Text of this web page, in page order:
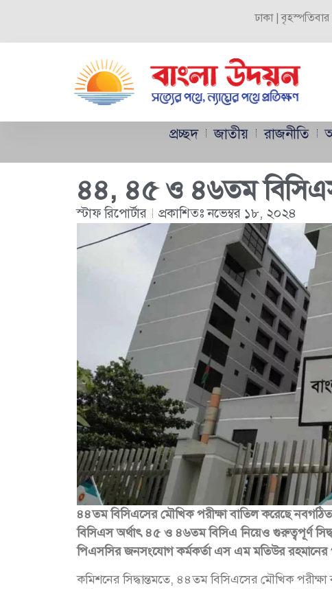
ঢাকা |
প্রচ্ছদ জাতীয় রাজনীতি
৪৪, ৪৫ ও ৪৬তম বিসিএস
স্টাফ রিপোর্টার প্রকাশিতঃনভেম্বর ১৮, ২০২৪
৪৪তম বিসিএসের মৌখিক পরীক্ষা বাতিল করেছে
বিসিএস অর্থাৎ ৪৫ ও ৪৬তম বিসিএ নিয়েও গুরুত্বপূর্ণ
পিএসসির জনসংযোগ কর্মকর্তা এস এম মতিউর রহমানের
কমিশনের সিদ্ধান্তমতে, ৪৪তম বিসিএসের মৌখিক